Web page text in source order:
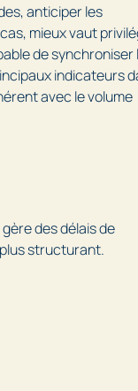
anticiper les
mieux vaut
de synchroniser
indicateurs
avec le volume
des délais de
structurant.